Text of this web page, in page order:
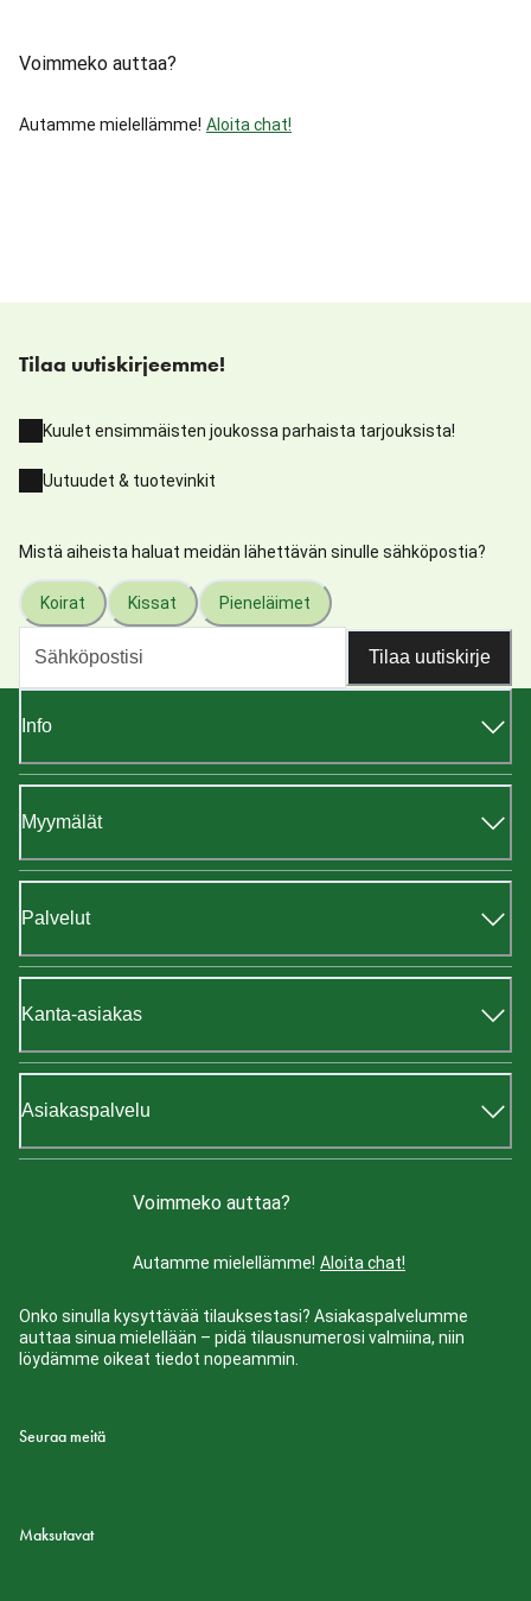
Voimmeko auttaa?
Autamme mielellämme! Aloita chat!
Tilaa uutiskirjeemme!
Kuulet ensimmäisten joukossa parhaista tarjouksista!
Uutuudet & tuotevinkit
Mistä aiheista haluat meidän lähettävän sinulle sähköpostia?
Koirat Kissat Pieneläimet
Tilaa uutiskirje
Info
Myymälät
Palvelut
Kanta-asiakas
Asiakaspalvelu
Voimmeko auttaa?
Autamme mielellämme! Aloita chat!
Onko sinulla kysyttävää tilauksestasi? Asiakaspalvelumme
auttaa sinua mielellään – pidä tilausnumerosi valmiina, niin
löydämme oikeat tiedot nopeammin.
Seuraa meitä
Maksutavat